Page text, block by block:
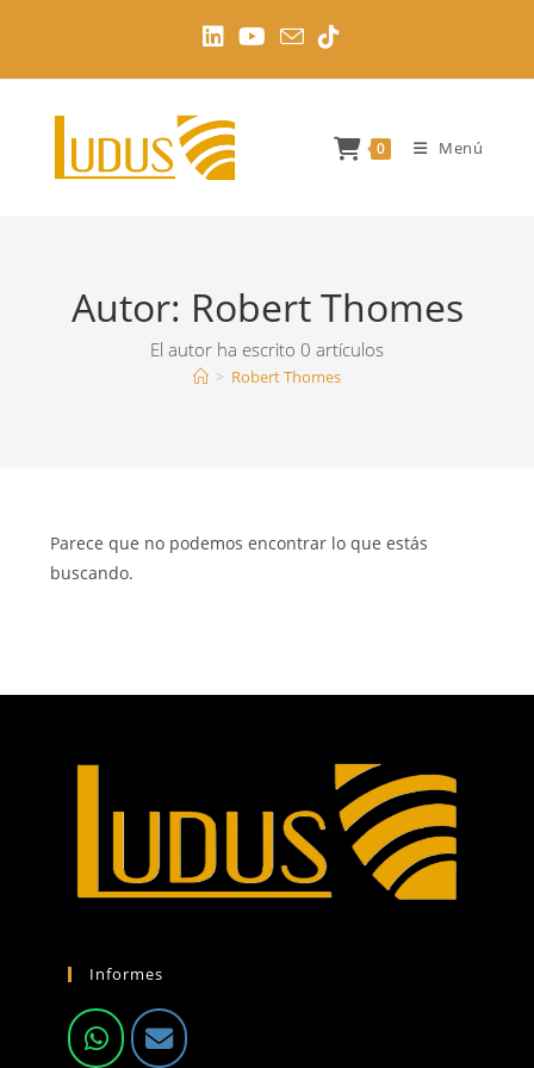
contenido
0 Menú
Autor: Robert Thomes
El autor ha escrito 0 artículos
> Robert Thomes
Parece que no podemos encontrar lo que estás
buscando.
Informes